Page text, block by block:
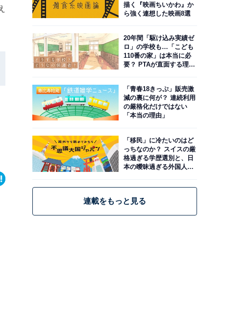
描く『映画ちいかわ』か
ら強く連想した映画8選
20年間「駆け込み実績ゼ
ロ」の学校も…「こども
110番の家」は本当に必
要？ PTAが直面する理想
「青春18きっぷ」販売激
減の裏に何が？ 連続利用
の厳格化だけではない
「本当の理由」
「移民」に冷たいのはど
っちなのか？ スイスの厳
格過ぎる学歴選別と、日
本の曖昧過ぎる外国人政
連載をもっと見る